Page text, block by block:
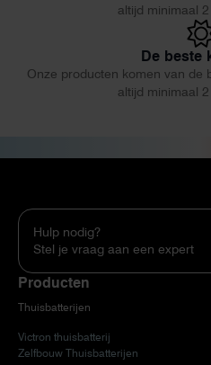
altijd minimaal
De beste
Onze producten komen van de
altijd minimaal
Hulp nodig?
Stel je vraag aan een expert
Producten
Thuisbatterijen
Victron thuisbatterij
Zelfbouw Thuisbatterijen